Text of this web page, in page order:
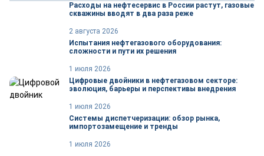
Расходы на нефтесервис в России растут, газовые
скважины вводят в два раза реже
2 августа 2026
Испытания нефтегазового оборудования:
сложности и пути их решения
1 июля 2026
Цифровые двойники в нефтегазовом секторе:
эволюция, барьеры и перспективы внедрения
1 июля 2026
Системы диспетчеризации: обзор рынка,
импортозамещение и тренды
1 июля 2026